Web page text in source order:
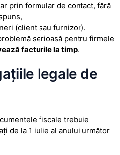
prin formular de contact, fără
(client sau furnizor).
serioasă pentru firmele
facturile la timp.
legale de
fiscale trebuie
de la 1 iulie al anului următor